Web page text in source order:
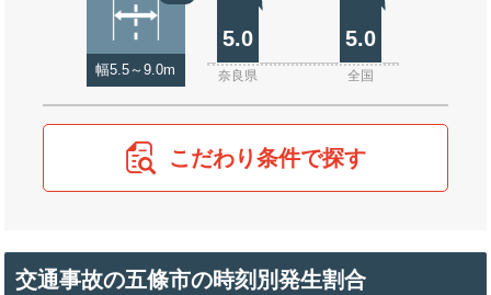
幅5.5～9.0m
5.0 5.0
奈良県 全国
こだわり条件で探す
交通事故の五條市の時刻別発生割合